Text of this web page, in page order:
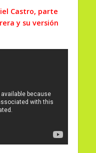
Castro, parte
y su versión